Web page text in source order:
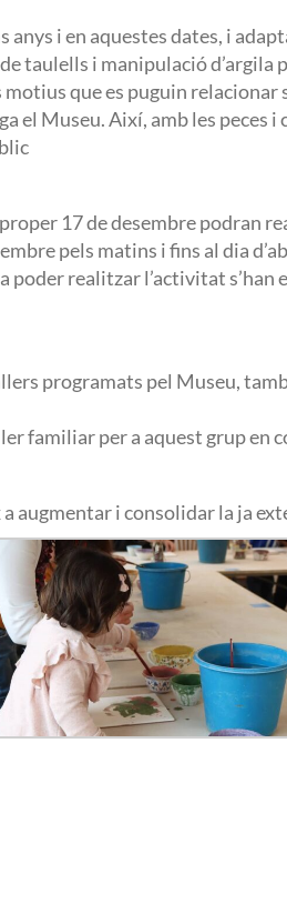
anys i en aquestes dates, i
taulells i manipulació d’argila
que es puguin
el Museu. Així, amb les
17 de desembre podran
pels matins i fins al dia
poder realitzar l’activitat
programats pel Museu,
familiar per a aquest grup en
augmentar i consolidar la ja